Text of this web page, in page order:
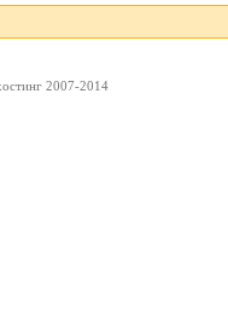
2007-2014